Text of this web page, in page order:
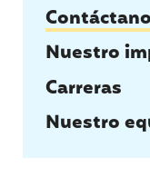
Nuestro
Carreras
Nuestro